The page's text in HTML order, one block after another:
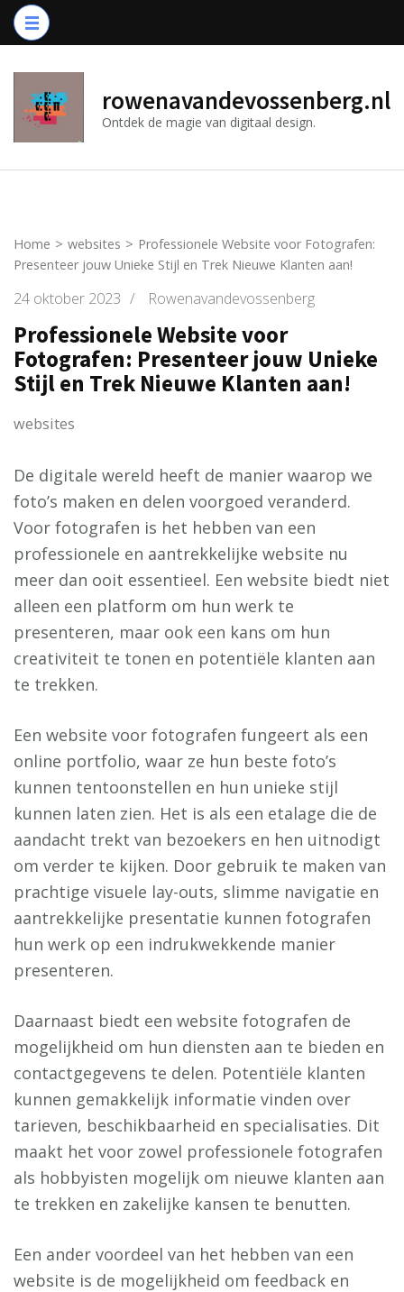
Ga
naar
(druk
Enter)
rowenavandevossenberg.nl
Ontdek de magie van digitaal design.
Home > websites > Professionele Website voor Fotografen:
Presenteer jouw Unieke Stijl en Trek Nieuwe Klanten aan!
24 oktober 2023 / Rowenavandevossenberg
Professionele Website voor
Fotografen: Presenteer jouw Unieke
Stijl en Trek Nieuwe Klanten aan!
websites
De digitale wereld heeft de manier waarop we
foto’s maken en delen voorgoed veranderd.
Voor fotografen is het hebben van een
professionele en aantrekkelijke website nu
meer dan ooit essentieel. Een website biedt niet
alleen een platform om hun werk te
presenteren, maar ook een kans om hun
creativiteit te tonen en potentiële klanten aan
te trekken.
Een website voor fotografen fungeert als een
online portfolio, waar ze hun beste foto’s
kunnen tentoonstellen en hun unieke stijl
kunnen laten zien. Het is als een etalage die de
aandacht trekt van bezoekers en hen uitnodigt
om verder te kijken. Door gebruik te maken van
prachtige visuele lay-outs, slimme navigatie en
aantrekkelijke presentatie kunnen fotografen
hun werk op een indrukwekkende manier
presenteren.
Daarnaast biedt een website fotografen de
mogelijkheid om hun diensten aan te bieden en
contactgegevens te delen. Potentiële klanten
kunnen gemakkelijk informatie vinden over
tarieven, beschikbaarheid en specialisaties. Dit
maakt het voor zowel professionele fotografen
als hobbyisten mogelijk om nieuwe klanten aan
te trekken en zakelijke kansen te benutten.
Een ander voordeel van het hebben van een
website is de mogelijkheid om feedback en